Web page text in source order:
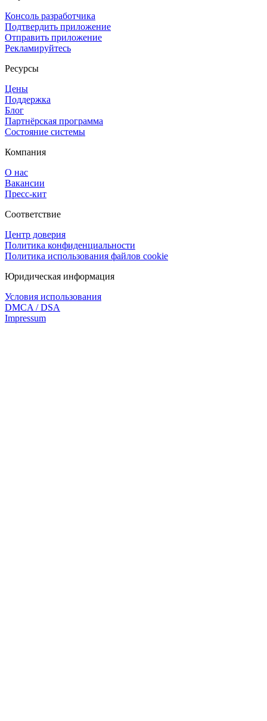
Консоль разработчика
Подтвердить приложение
Отправить приложение
Рекламируйтесь
Ресурсы
Цены
Поддержка
Блог
Партнёрская программа
Состояние системы
Компания
О нас
Вакансии
Пресс-кит
Соответствие
Центр доверия
Политика конфиденциальности
Политика использования файлов cookie
Юридическая информация
Условия использования
DMCA / DSA
Impressum